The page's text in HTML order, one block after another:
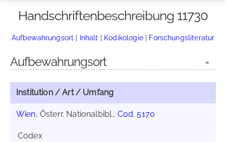
Handschriftenbeschreibung 11730
Aufbewahrungsort | Inhalt | Kodikologie| Forschungsliteratur
Aufbewahrungsort
Institution / Art / Umfang
Wien, Österr. Nationalbibl., Cod. 5170
Codex